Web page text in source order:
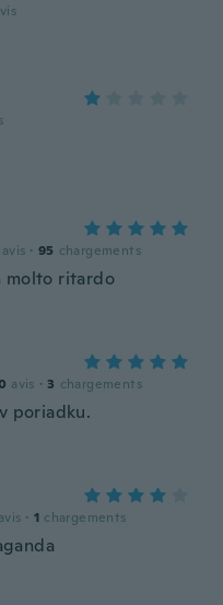
avis · 95 chargements
molto ritardo
avis · 3 chargements
poriadku.
avis · 1 chargements